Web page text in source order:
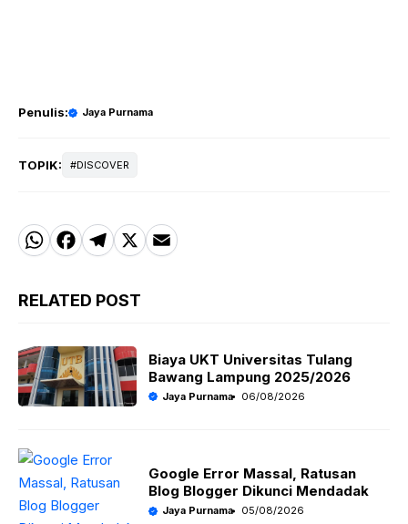
Penulis: Jaya Purnama
TOPIK: DISCOVER
W
a
s
A
p
p
F
c
b
o
o
k
T
e
r
a
m
X E
RELATED POST
Biaya UKT Universitas Tulang
Bawang Lampung 2025/2026
Jaya Purnama 06/08/2026
Google Error Massal, Ratusan
Blog Blogger Dikunci Mendadak
Jaya Purnama 05/08/2026